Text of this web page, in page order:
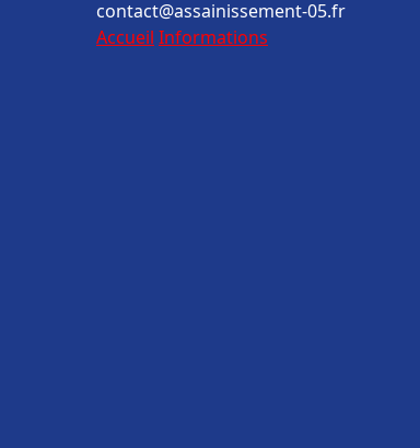
contact@assainissement-05.fr
Accueil Informations